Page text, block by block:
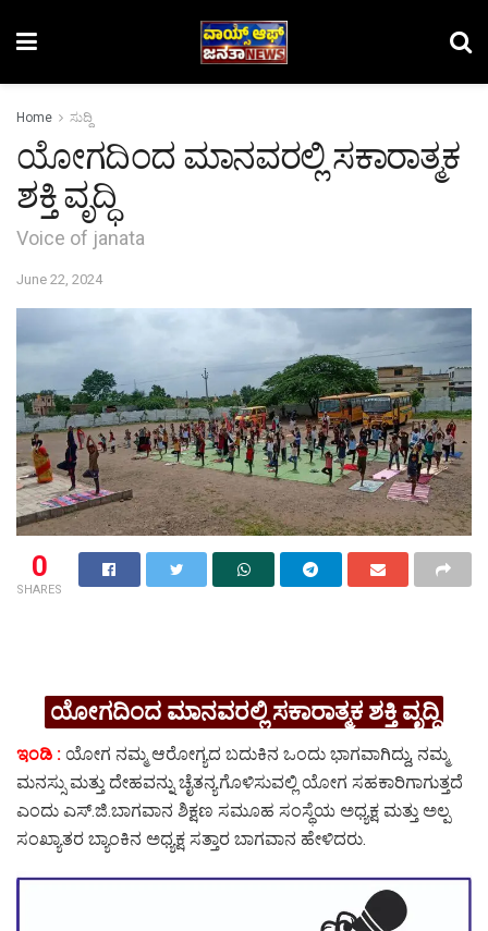
Home ಸುದ್ದಿ
ಯೋಗದಿಂದ ಮಾನವರಲ್ಲಿ ಸಕಾರಾತ್ಮಕ
ಶಕ್ತಿ ವೃದ್ಧಿ
Voice of janata
June 22, 2024
0
SHARES
ಯೋಗದಿಂದ ಮಾನವರಲ್ಲಿ ಸಕಾರಾತ್ಮಕ ಶಕ್ತಿ ವೃದ್ಧಿ
ಇಂಡಿ : ಯೋಗ ನಮ್ಮ ಆರೋಗ್ಯದ ಬದುಕಿನ ಒಂದು ಭಾಗವಾಗಿದ್ದು, ನಮ್ಮ
ಮನಸ್ಸು ಮತ್ತು ದೇಹವನ್ನು ಚೈತನ್ಯಗೊಳಿಸುವಲ್ಲಿ ಯೋಗ ಸಹಕಾರಿಗಾಗುತ್ತದೆ
ಎಂದು ಎಸ್.ಜಿ.ಬಾಗವಾನ ಶಿಕ್ಷಣ ಸಮೂಹ ಸಂಸ್ಥೆಯ ಅಧ್ಯಕ್ಷ ಮತ್ತು ಅಲ್ಪ
ಸಂಖ್ಯಾತರ ಬ್ಯಾಂಕಿನ ಅಧ್ಯಕ್ಷ ಸತ್ತಾರ ಬಾಗವಾನ ಹೇಳಿದರು.